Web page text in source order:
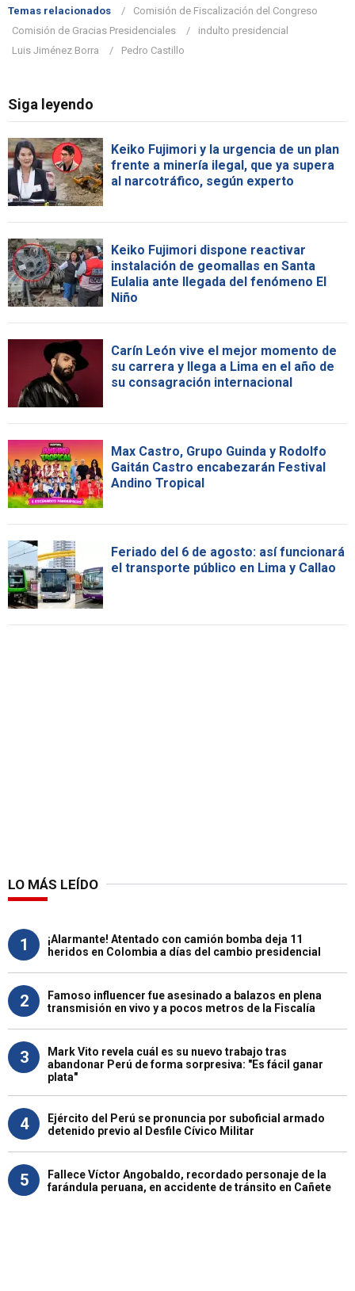
Temas relacionados
Comisión de Fiscalización del Congreso
Comisión de Gracias Presidenciales
indulto presidencial
Luis Jiménez Borra
Pedro Castillo
Siga leyendo
Keiko Fujimori y la urgencia de un plan
frente a minería ilegal, que ya supera
al narcotráfico, según experto
Keiko Fujimori dispone reactivar
instalación de geomallas en Santa
Eulalia ante llegada del fenómeno El
Niño
Carín León vive el mejor momento de
su carrera y llega a Lima en el año de
su consagración internacional
Max Castro, Grupo Guinda y Rodolfo
Gaitán Castro encabezarán Festival
Andino Tropical
Feriado del 6 de agosto: así funcionará
el transporte público en Lima y Callao
LO MÁS LEÍDO
1
¡Alarmante! Atentado con camión bomba deja 11
heridos en Colombia a días del cambio presidencial
2
Famoso influencer fue asesinado a balazos en plena
transmisión en vivo y a pocos metros de la Fiscalía
3
Mark Vito revela cuál es su nuevo trabajo tras
abandonar Perú de forma sorpresiva: "Es fácil ganar
plata"
4
Ejército del Perú se pronuncia por suboficial armado
detenido previo al Desfile Cívico Militar
5
Fallece Víctor Angobaldo, recordado personaje de la
farándula peruana, en accidente de tránsito en Cañete